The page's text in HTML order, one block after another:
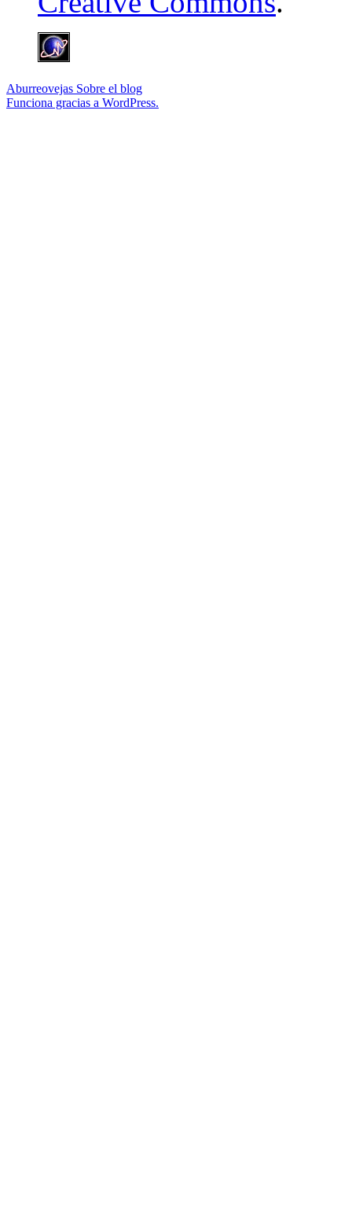
Aburreovejas Sobre el blog
Funciona gracias a WordPress.